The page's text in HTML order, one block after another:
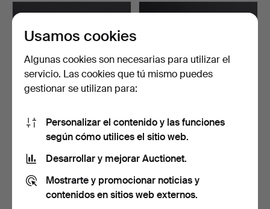
COLGANTE y ANILLO 18K.
Oro, aguamarina y c…
Subastado 27 nov 2024
330 USD
PENDIENTES y CADENA
Subastado 27 nov 2024
327 USD
Usamos cookies
Algunas cookies son necesarias para utilizar el
servicio. Las cookies que tú mismo puedes
gestionar se utilizan para:
Personalizar el contenido y las funciones
según cómo utilices el sitio web.
Desarrollar y mejorar Auctionet.
Mostrarte y promocionar noticias y
contenidos en sitios web externos.